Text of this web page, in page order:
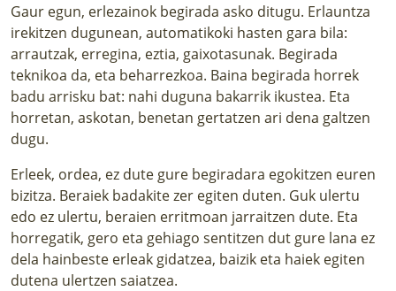
Gaur egun, erlezainok begirada asko ditugu. Erlauntza
irekitzen dugunean, automatikoki hasten gara bila:
arrautzak, erregina, eztia, gaixotasunak. Begirada
teknikoa da, eta beharrezkoa. Baina begirada horrek
badu arrisku bat: nahi duguna bakarrik ikustea. Eta
horretan, askotan, benetan gertatzen ari dena galtzen
dugu.
Erleek, ordea, ez dute gure begiradara egokitzen euren
bizitza. Beraiek badakite zer egiten duten. Guk ulertu
edo ez ulertu, beraien erritmoan jarraitzen dute. Eta
horregatik, gero eta gehiago sentitzen dut gure lana ez
dela hainbeste erleak gidatzea, baizik eta haiek egiten
dutena ulertzen saiatzea.